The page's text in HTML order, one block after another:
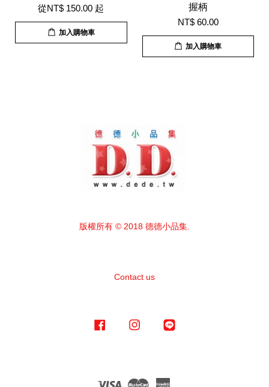
從NT$ 150.00 起
加入購物車
握柄
NT$ 60.00
加入購物車
版權所有 © 2018 德德小品集.
Contact us
Facebook Instagram
Visa Master